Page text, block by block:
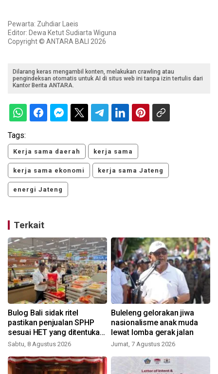
Pewarta: Zuhdiar Laeis
Editor: Dewa Ketut Sudiarta Wiguna
Copyright © ANTARA BALI 2026
Dilarang keras mengambil konten, melakukan crawling atau
pengindeksan otomatis untuk AI di situs web ini tanpa izin tertulis dari
Kantor Berita ANTARA.
Tags:
Kerja sama daerah kerja sama
kerja sama ekonomi kerja sama Jateng
energi Jateng
Terkait
Bulog Bali sidak ritel
pastikan penjualan SPHP
sesuai HET yang ditentukan
pemerintah
Sabtu, 8 Agustus 2026
Buleleng gelorakan jiwa
nasionalisme anak muda
lewat lomba gerak jalan
Jumat, 7 Agustus 2026